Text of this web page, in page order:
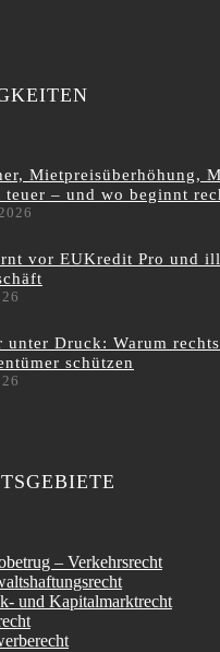
Mietpreisüberhöhung,
teuer – und wo beginnt
vor EUKredit Pro und
unter Druck: Warum
schützen
– Verkehrsrecht
und Kapitalmarktrecht